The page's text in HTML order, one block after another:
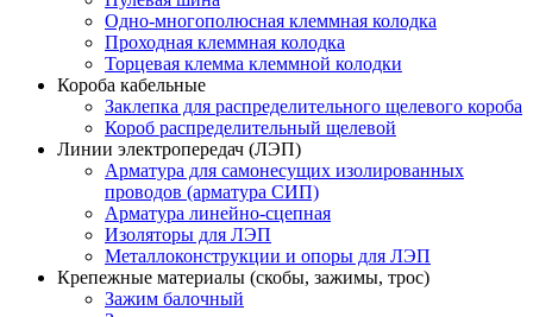
Одно-многополюсная клеммная колодка
Проходная клеммная колодка
Торцевая клемма клеммной колодки
Короба кабельные
Заклепка для распределительного щелевого короба
Короб распределительный щелевой
Линии электропередач (ЛЭП)
Арматура для самонесущих изолированных
проводов (арматура СИП)
Арматура линейно-сцепная
Изоляторы для ЛЭП
Металлоконструкции и опоры для ЛЭП
Крепежные материалы (скобы, зажимы, трос)
Зажим балочный